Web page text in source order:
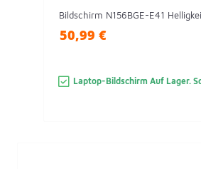
Bildschirm N156BGE-E41
50,99 €
Laptop-Bildschirm Auf Lager.